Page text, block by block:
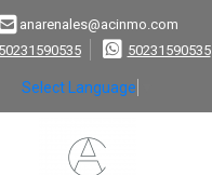
anarenales@acinmo.com
50231590535
Select Language